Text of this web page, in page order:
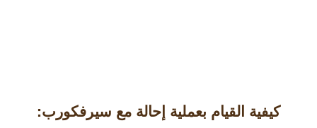
كيفية القيام بعملية إحالة مع سيرفكورب: